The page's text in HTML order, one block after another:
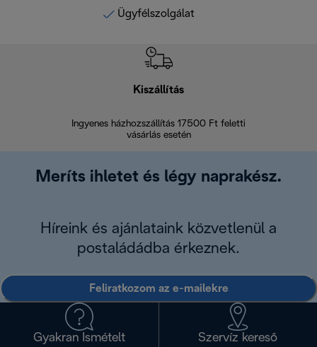
Ügyfélszolgálat
Kiszállítás
Ingyenes házhozszállítás 17500 Ft feletti
vásárlás esetén
Meríts ihletet és légy naprakész.
Híreink és ajánlataink közvetlenül a
postaládádba érkeznek.
Feliratkozom az e-mailekre
Gyakran Ismételt
Szervíz kereső